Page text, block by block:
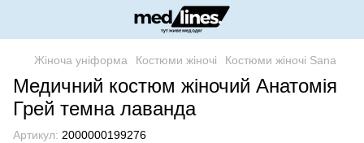
Жіноча уніформа Костюми жіночі Костюми жіночі Sana
Медичний костюм жіночий Анатомія
Грей темна лаванда
Артикул: 2000000199276